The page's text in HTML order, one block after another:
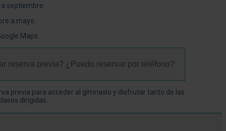
septiembre.
a mayo.
Maps
reserva previa? ¿Puedo reservar por teléfono?
previa para acceder al gimnasio y disfrutar tanto de las
dirigidas.